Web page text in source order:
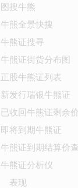
图搜牛熊
牛熊全景快搜
牛熊证搜寻
牛熊证街货分布图
正股牛熊证列表
新发行瑞银牛熊证
已收回牛熊证剩余
即将到期牛熊证
牛熊证到期结算价
牛熊证分析仪
表现